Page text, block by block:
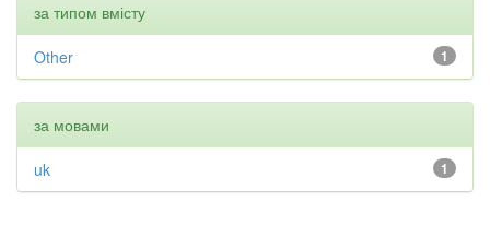
за типом вмісту
1
Other
за мовами
1
uk